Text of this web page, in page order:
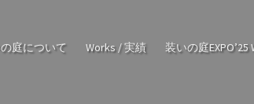
庭について Works / 実績 装いの庭EXPO’25